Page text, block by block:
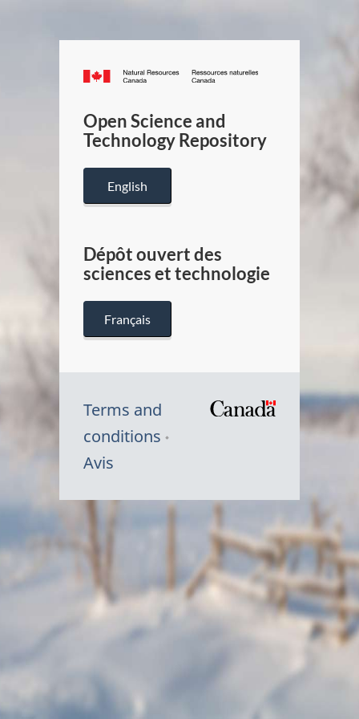
Canada.ca
/
Canada
Open Science and
Technology Repository
English
Dépôt ouvert des
sciences et technologie
Français
Terms and
conditions
Avis
Symbole
Canada